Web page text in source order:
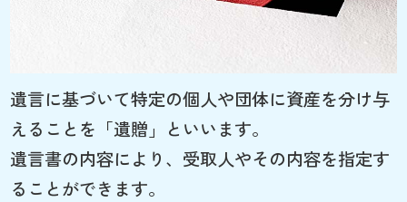
遺言に基づいて特定の個人や団体に資産を分け与
えることを「遺贈」といいます。
遺言書の内容により、受取人やその内容を指定す
ることができます。